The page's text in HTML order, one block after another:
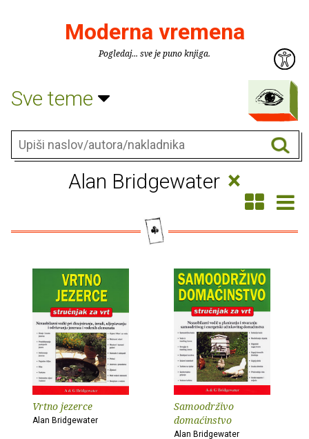
Moderna vremena
Pogledaj... sve je puno knjiga.
Sve teme
Alan Bridgewater ×
Vrtno jezerce
Alan Bridgewater
Samoodrživo
domaćinstvo
Alan Bridgewater